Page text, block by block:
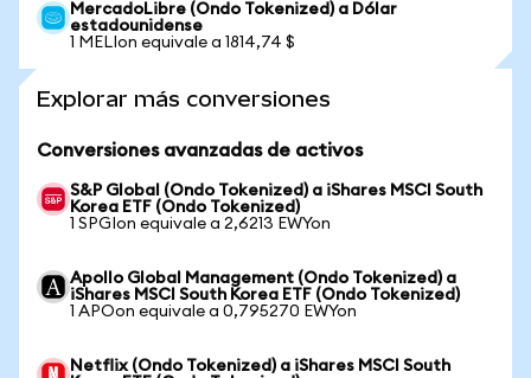
MercadoLibre (Ondo Tokenized) a Dólar
estadounidense
1 MELIon equivale a 1814,74 $
Explorar más conversiones
Conversiones avanzadas de activos
S&P Global (Ondo Tokenized) a iShares MSCI South
Korea ETF (Ondo Tokenized)
1 SPGIon equivale a 2,6213 EWYon
Apollo Global Management (Ondo Tokenized) a
iShares MSCI South Korea ETF (Ondo Tokenized)
1 APOon equivale a 0,795270 EWYon
Netflix (Ondo Tokenized) a iShares MSCI South